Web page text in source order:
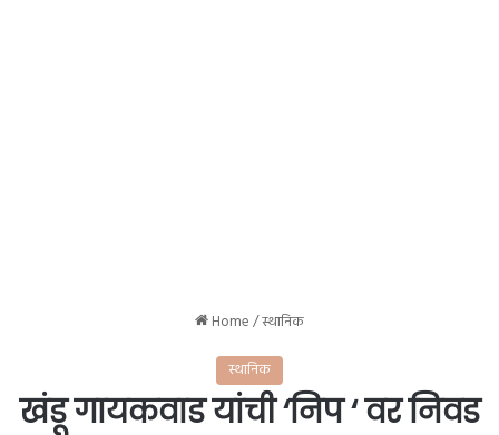
Home/स्थानिक
स्थानिक
खंडू गायकवाड यांची ‘निप ‘ वर निवड